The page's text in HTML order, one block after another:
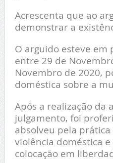
Acrescenta que ao
demonstrar a
O arguido esteve em
entre 29 de
Novembro de 2020,
doméstica sobre a
Após a realização da
julgamento, foi
absolveu pela
violência doméstica
colocação em